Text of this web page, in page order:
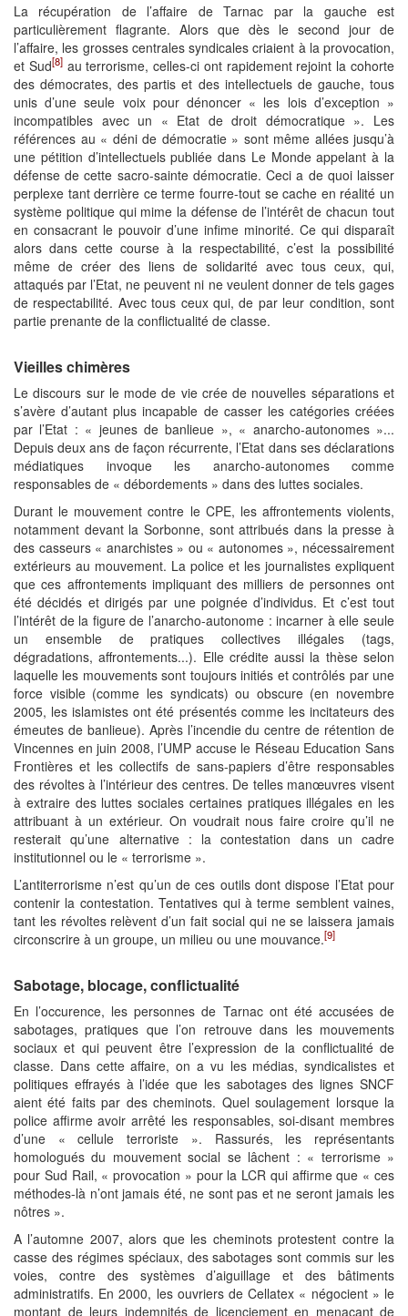
La récupération de l’affaire de Tarnac par la gauche est
particulièrement flagrante. Alors que dès le second jour de
l’affaire, les grosses centrales syndicales criaient à la provocation,
et Sud[8]au terrorisme, celles-ci ont rapidement rejoint la cohorte
des démocrates, des partis et des intellectuels de gauche, tous
unis d’une seule voix pour dénoncer « les lois d’exception »
incompatibles avec un « Etat de droit démocratique ». Les
références au « déni de démocratie » sont même allées jusqu’à
une pétition d’intellectuels publiée dans Le Monde appelant à la
défense de cette sacro-sainte démocratie. Ceci a de quoi laisser
perplexe tant derrière ce terme fourre-tout se cache en réalité un
système politique qui mime la défense de l’intérêt de chacun tout
en consacrant le pouvoir d’une infime minorité. Ce qui disparaît
alors dans cette course à la respectabilité, c’est la possibilité
même de créer des liens de solidarité avec tous ceux, qui,
attaqués par l’Etat, ne peuvent ni ne veulent donner de tels gages
de respectabilité. Avec tous ceux qui, de par leur condition, sont
partie prenante de la conflictualité de classe.
Vieilles chimères
Le discours sur le mode de vie crée de nouvelles séparations et
s’avère d’autant plus incapable de casser les catégories créées
par l’Etat : « jeunes de banlieue », « anarcho-autonomes »...
Depuis deux ans de façon récurrente, l’Etat dans ses déclarations
médiatiques invoque les anarcho-autonomes comme
responsables de « débordements » dans des luttes sociales.
Durant le mouvement contre le CPE, les affrontements violents,
notamment devant la Sorbonne, sont attribués dans la presse à
des casseurs « anarchistes » ou « autonomes », nécessairement
extérieurs au mouvement. La police et les journalistes expliquent
que ces affrontements impliquant des milliers de personnes ont
été décidés et dirigés par une poignée d’individus. Et c’est tout
l’intérêt de la figure de l’anarcho-autonome : incarner à elle seule
un ensemble de pratiques collectives illégales (tags,
dégradations, affrontements...). Elle crédite aussi la thèse selon
laquelle les mouvements sont toujours initiés et contrôlés par une
force visible (comme les syndicats) ou obscure (en novembre
2005, les islamistes ont été présentés comme les incitateurs des
émeutes de banlieue). Après l’incendie du centre de rétention de
Vincennes en juin 2008, l’UMP accuse le Réseau Education Sans
Frontières et les collectifs de sans-papiers d’être responsables
des révoltes à l’intérieur des centres. De telles manœuvres visent
à extraire des luttes sociales certaines pratiques illégales en les
attribuant à un extérieur. On voudrait nous faire croire qu’il ne
resterait qu’une alternative : la contestation dans un cadre
institutionnel ou le « terrorisme ».
L’antiterrorisme n’est qu’un de ces outils dont dispose l’Etat pour
contenir la contestation. Tentatives qui à terme semblent vaines,
tant les révoltes relèvent d’un fait social qui ne se laissera jamais
circonscrire à un groupe, un milieu ou une mouvance.[9]
Sabotage, blocage, conflictualité
En l’occurence, les personnes de Tarnac ont été accusées de
sabotages, pratiques que l’on retrouve dans les mouvements
sociaux et qui peuvent être l’expression de la conflictualité de
classe. Dans cette affaire, on a vu les médias, syndicalistes et
politiques effrayés à l’idée que les sabotages des lignes SNCF
aient été faits par des cheminots. Quel soulagement lorsque la
police affirme avoir arrêté les responsables, soi-disant membres
d’une « cellule terroriste ». Rassurés, les représentants
homologués du mouvement social se lâchent : « terrorisme »
pour Sud Rail, « provocation » pour la LCR qui affirme que « ces
méthodes-là n’ont jamais été, ne sont pas et ne seront jamais les
nôtres ».
A l’automne 2007, alors que les cheminots protestent contre la
casse des régimes spéciaux, des sabotages sont commis sur les
voies, contre des systèmes d’aiguillage et des bâtiments
administratifs. En 2000, les ouvriers de Cellatex « négocient » le
montant de leurs indemnités de licenciement en menaçant de